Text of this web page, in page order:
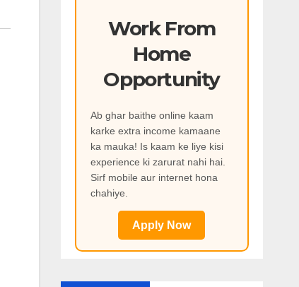
Work From
Home
Opportunity
Ab ghar baithe online kaam
karke extra income kamaane
ka mauka! Is kaam ke liye kisi
experience ki zarurat nahi hai.
Sirf mobile aur internet hona
chahiye.
Apply Now